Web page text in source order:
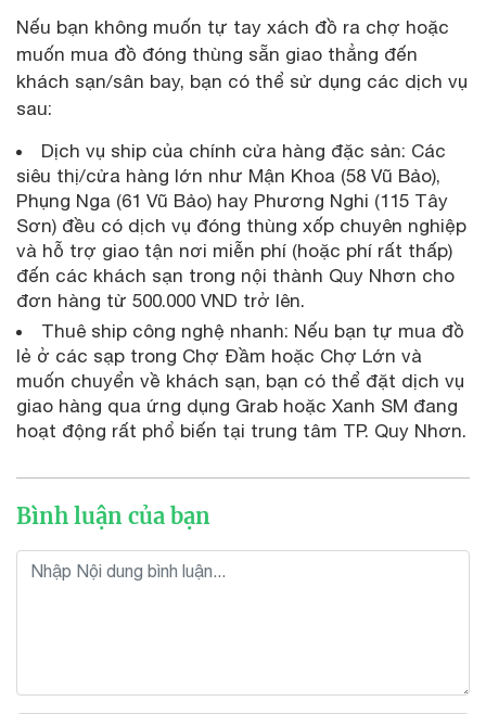
Nếu bạn không muốn tự tay xách đồ ra chợ hoặc
muốn mua đồ đóng thùng sẵn giao thẳng đến
khách sạn/sân bay, bạn có thể sử dụng các dịch vụ
sau:
Dịch vụ ship của chính cửa hàng đặc sản: Các
siêu thị/cửa hàng lớn như Mận Khoa (58 Vũ Bảo),
Phụng Nga (61 Vũ Bảo) hay Phương Nghi (115 Tây
Sơn) đều có dịch vụ đóng thùng xốp chuyên nghiệp
và hỗ trợ giao tận nơi miễn phí (hoặc phí rất thấp)
đến các khách sạn trong nội thành Quy Nhơn cho
đơn hàng từ 500.000 VND trở lên.
Thuê ship công nghệ nhanh: Nếu bạn tự mua đồ
lẻ ở các sạp trong Chợ Đầm hoặc Chợ Lớn và
muốn chuyển về khách sạn, bạn có thể đặt dịch vụ
giao hàng qua ứng dụng Grab hoặc Xanh SM đang
hoạt động rất phổ biến tại trung tâm TP. Quy Nhơn.
Bình luận của bạn